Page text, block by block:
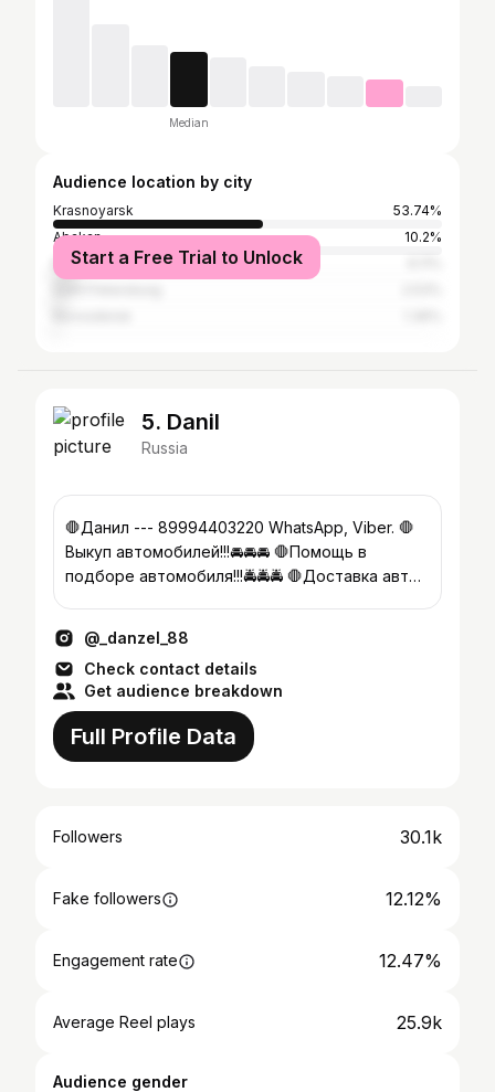
Median
Audience location by city
Krasnoyarsk
53.74%
Abakan
10.2%
Moscow
Start a Free Trial to Unlock
5. Danil
Russia
🛑Данил --- 89994403220 WhatsApp, Viber. 🛑
Выкуп автомобилей!!!🚘🚘🚘 🛑Помощь в
подборе автомобиля!!!🚔🚔🚔 🛑Доставка авто
@_danzel_88
Check contact details
Get audience breakdown
Full Profile Data
Followers 30.1k
Fake followers 12.12%
Engagement rate 12.47%
Average Reel plays 25.9k
Audience gender